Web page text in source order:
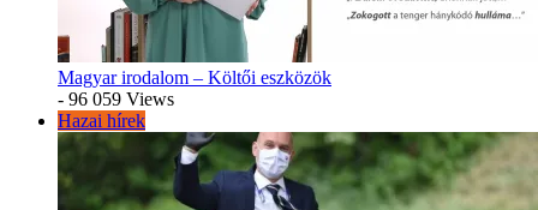
Magyar irodalom – Költői eszközök
- 96 059 Views
Hazai hírek